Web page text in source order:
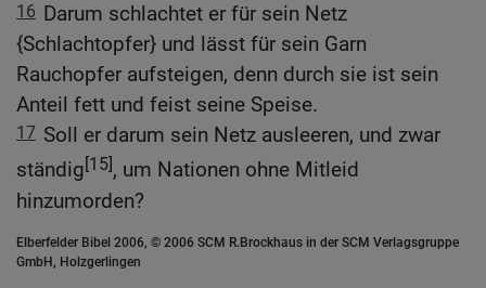
16 Darum schlachtet er für sein Netz
{Schlachtopfer} und lässt für sein Garn
Rauchopfer aufsteigen, denn durch sie ist sein
Anteil fett und feist seine Speise.
17 Soll er darum sein Netz ausleeren, und zwar
ständig[15], um Nationen ohne Mitleid
hinzumorden?
Elberfelder Bibel 2006, © 2006 SCM R.Brockhaus in der SCM Verlagsgruppe
GmbH, Holzgerlingen